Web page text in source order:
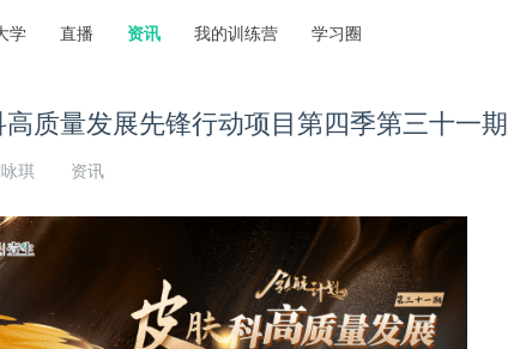
学 直播 资讯 我的训练营 学习圈
质量发展先锋行动项目第四季第三十一期
琪 资讯